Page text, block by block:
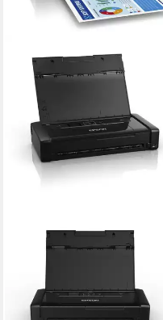
EPSON
WorkForce WF-110W -
Tintenstrahldrucker - schwarz
Tintenstrahldrucker
Tintendruck Druckverfahren